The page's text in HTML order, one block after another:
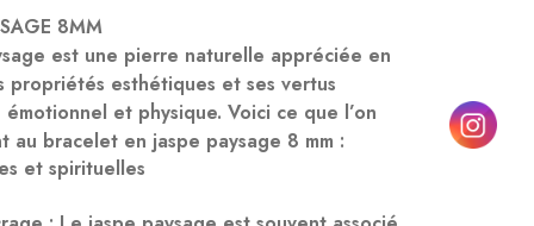
8MM
est une pierre naturelle appréciée en
propriétés esthétiques et ses vertus
et physique. Voici ce que l’on
au bracelet en jaspe paysage 8 mm :
et spirituelles